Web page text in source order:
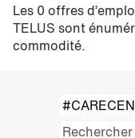
Les 0 offres
TELUS sont
commodité.